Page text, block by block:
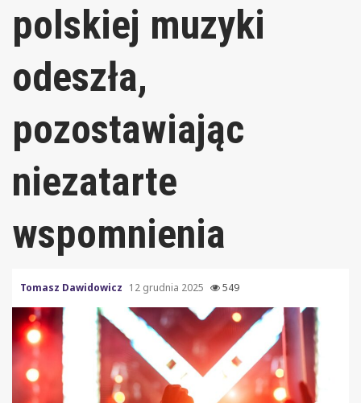
polskiej muzyki
odeszła,
pozostawiając
niezatarte
wspomnienia
Tomasz Dawidowicz 12 grudnia 2025 549